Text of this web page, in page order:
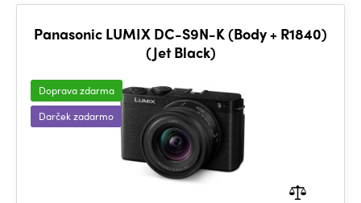
Panasonic LUMIX DC-S9N-K (Body + R1840)
(Jet Black)
Doprava zdarma
Darček zadarmo